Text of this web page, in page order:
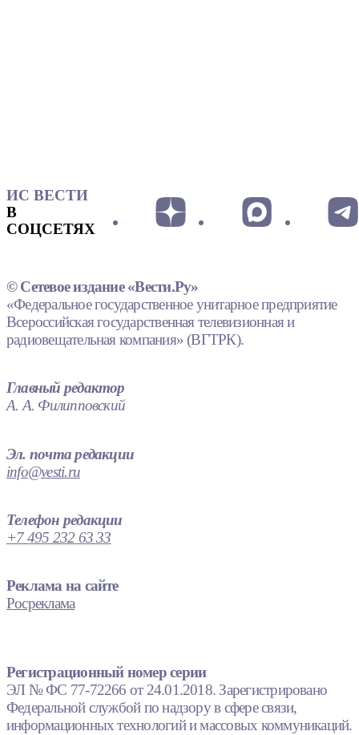
ИС ВЕСТИ
В
СОЦСЕТЯХ
© Сетевое издание «Вести.Ру»
«Федеральное государственное унитарное предприятие
Всероссийская государственная телевизионная и
радиовещательная компания» (ВГТРК).
Главный редактор
А. А. Филипповский
Эл. почта редакции
info@vesti.ru
Телефон редакции
+7 495 232 63 33
Реклама на сайте
Росреклама
Регистрационный номер серии
ЭЛ № ФС 77-72266 от 24.01.2018. Зарегистрировано
Федеральной службой по надзору в сфере связи,
информационных технологий и массовых коммуникаций.